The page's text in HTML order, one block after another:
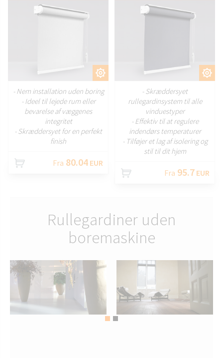
- Nem installation uden boring
- Ideel til lejede rum eller
bevarelse af væggenes
integritet
- Skræddersyet for en perfekt
finish
Fra 80.04 EUR
- Skræddersyet
rullegardinsystem til alle
vinduestyper
- Effektiv til at regulere
indendørs temperaturer
- Tilføjer et lag af isolering og
stil til dit hjem
Fra 95.7 EUR
Rullegardiner uden
boremaskine